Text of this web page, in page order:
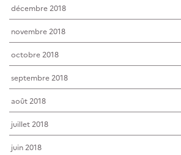
décembre 2018
novembre 2018
octobre 2018
septembre 2018
août 2018
juillet 2018
juin 2018